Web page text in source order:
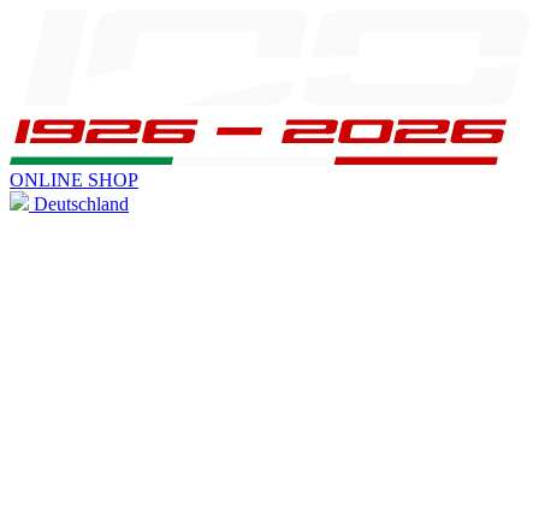
ONLINE SHOP
Deutschland